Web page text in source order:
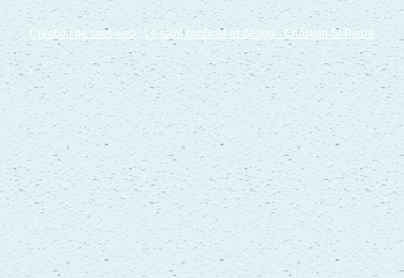
Création de sites web : Le saint publicité et design - Christian St-Pierre